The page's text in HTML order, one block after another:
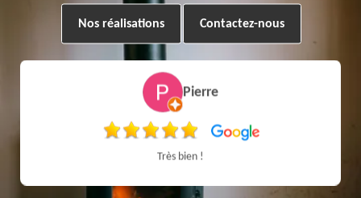
Nos réalisations Contactez-nous
Pierre
Très bien !